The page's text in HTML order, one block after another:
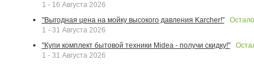
1 - 16 Августа 2026
"Выгодная цена на мойку высокого давления Karcher!"
1 - 31 Августа 2026
"Купи комплект бытовой техники Midea - получи скидку!"
1 - 31 Августа 2026